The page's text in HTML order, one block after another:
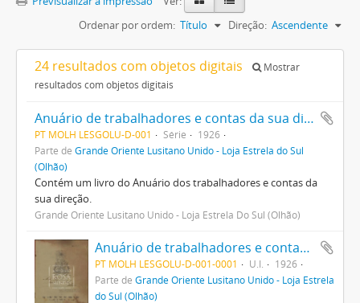
Ordenar por ordem: Título Direção: Ascendente
24 resultados com objetos digitais
Mostrar
resultados com objetos digitais
Anuário de trabalhadores e contas da sua direção
PT MOLH LESGOLU-D-001 Série
1926
Parte de Grande Oriente Lusitano Unido - Loja Estrela do Sul
(Olhão)
Contém um livro do Anuário dos trabalhadores e contas da
sua direção.
Grande Oriente Lusitano Unido - Loja Estrela Do Sul (Olhão)
Anuário de trabalhadores e contas da sua direção
PT MOLH LESGOLU-D-001-0001 U.I.
1926
Parte de Grande Oriente Lusitano Unido - Loja Estrela
do Sul (Olhão)